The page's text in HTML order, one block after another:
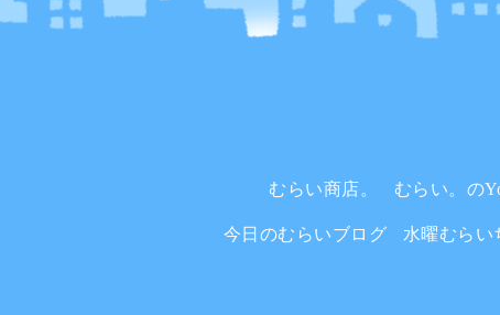
むらい商店。 むらい。の
今日のむらいブログ 水曜むらい